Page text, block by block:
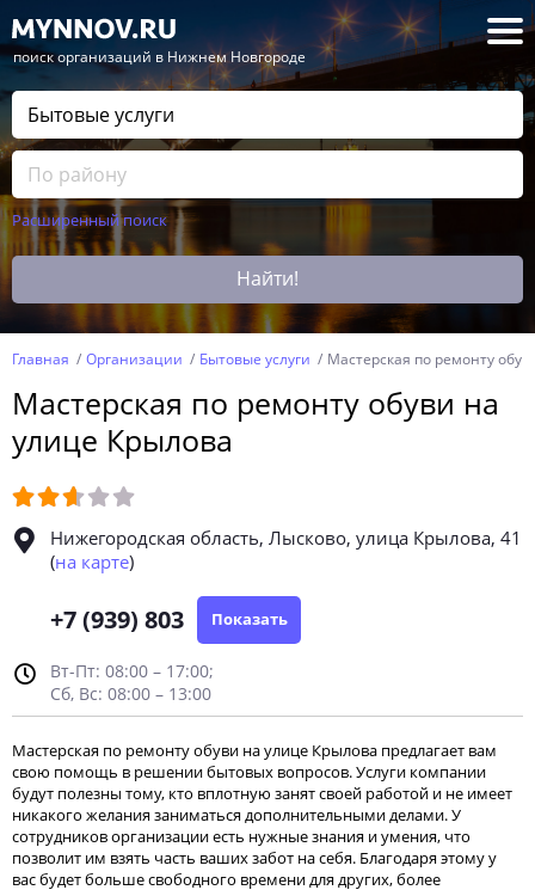
— поиск организаций в Нижнем Новгороде
Расширенный поиск
Найти!
Главная Организации Бытовые услуги Мастерская по ремонту
Мастерская по ремонту обуви на
улице Крылова
Нижегородская область, Лысково, улица Крылова, 41
(на карте)
+7 (939) 803 Показать
Вт-Пт: 08:00 – 17:00;
Сб, Вс: 08:00 – 13:00
Мастерская по ремонту обуви на улице Крылова предлагает вам
свою помощь в решении бытовых вопросов. Услуги компании
будут полезны тому, кто вплотную занят своей работой и не имеет
никакого желания заниматься дополнительными делами. У
сотрудников организации есть нужные знания и умения, что
позволит им взять часть ваших забот на себя. Благодаря этому у
вас будет больше свободного времени для других, более